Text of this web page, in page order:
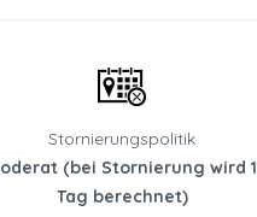
Stornierungspolitik
(bei Stornierung wird 1
Tag berechnet)